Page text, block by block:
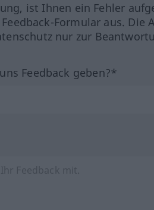
ist Ihnen ein Fehler
Formular aus.
nur zur
Feedback geben?*